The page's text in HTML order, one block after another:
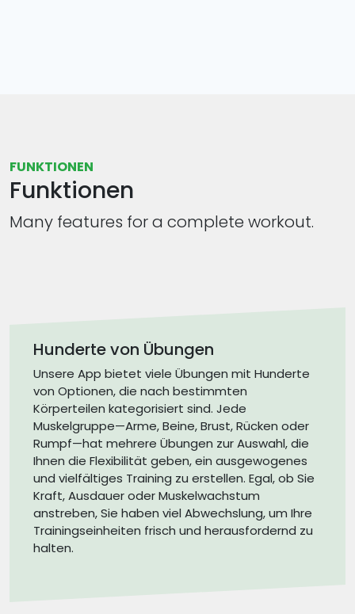
FUNKTIONEN
Funktionen
Many features for a complete workout.
Hunderte von Übungen
Unsere App bietet viele Übungen mit Hunderte
von Optionen, die nach bestimmten
Körperteilen kategorisiert sind. Jede
Muskelgruppe—Arme, Beine, Brust, Rücken oder
Rumpf—hat mehrere Übungen zur Auswahl, die
Ihnen die Flexibilität geben, ein ausgewogenes
und vielfältiges Training zu erstellen. Egal, ob Sie
Kraft, Ausdauer oder Muskelwachstum
anstreben, Sie haben viel Abwechslung, um Ihre
Trainingseinheiten frisch und herausfordernd zu
halten.